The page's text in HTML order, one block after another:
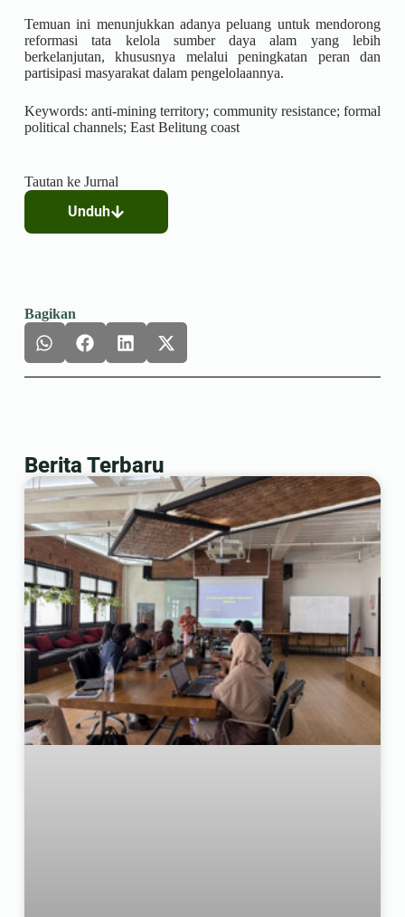
Temuan ini menunjukkan adanya peluang untuk mendorong
reformasi tata kelola sumber daya alam yang lebih
berkelanjutan, khususnya melalui peningkatan peran dan
partisipasi masyarakat dalam pengelolaannya.
Keywords: anti-mining territory; community resistance; formal
political channels; East Belitung coast
Tautan ke Jurnal
Unduh
Bagikan
Berita Terbaru